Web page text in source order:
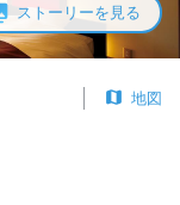
ストーリーを見る
地図